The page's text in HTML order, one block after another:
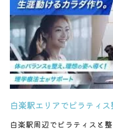
白楽駅エリアでピラティ
白楽駅周辺でピラティスと